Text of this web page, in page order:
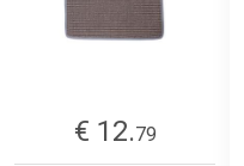
€ 12.79